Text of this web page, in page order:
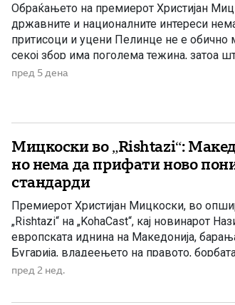
Обраќањето на премиерот Христијан
државните и националните интереси
притисоци и уцени Пелинце не е обично
секој збор има поголема тежина, затоа
државотворната мисла на македонскиот
пред 5 дена
Мицкоски во „Rishtazi“:
но нема да прифати ново
стандарди
Премиерот Христијан Мицкоски, во
„Rishtazi“ на „KohaCast“, кај новинарот
европската иднина на Македонија,
Бугарија, владеењето на правото,
застапеност и состојбата со водата во
Европската […]
пред 2 нед.